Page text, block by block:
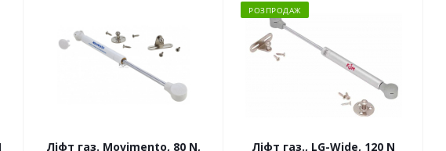
Ліфт газ. Movimento, 80 N,
РОЗПРОДАЖ
Ліфт газ., LG-Wide, 120 N